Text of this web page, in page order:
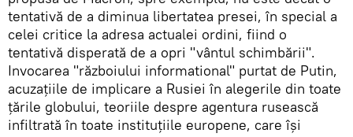
tentativă de a diminua libertatea presei, în special a
celei critice la adresa actualei ordini, fiind o
tentativă disperată de a opri "vântul schimbării".
Invocarea "războiului informational" purtat de Putin,
acuzațiile de implicare a Rusiei în alegerile din toate
țările globului, teoriile despre agentura rusească
infiltrată în toate instituțiile europene, care își